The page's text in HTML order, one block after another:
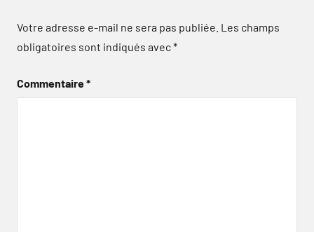
Votre adresse e-mail ne sera pas publiée. Les champs
obligatoires sont indiqués avec*
Commentaire*